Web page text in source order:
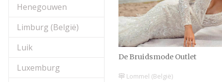
Henegouwen
Limburg (België)
Luik
Luxemburg
De Bruidsmode Outlet
Lommel (België)